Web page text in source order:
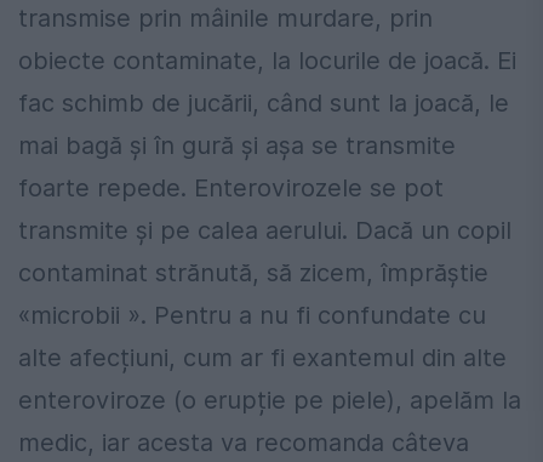
transmise prin mâinile murdare, prin
obiecte contaminate, la locurile de joacă. Ei
fac schimb de jucării, când sunt la joacă, le
mai bagă și în gură și așa se transmite
foarte repede. Enterovirozele se pot
transmite și pe calea aerului. Dacă un copil
contaminat strănută, să zicem, împrăștie
«microbii ». Pentru a nu fi confundate cu
alte afecțiuni, cum ar fi exantemul din alte
enteroviroze (o erupție pe piele), apelăm la
medic, iar acesta va recomanda câteva